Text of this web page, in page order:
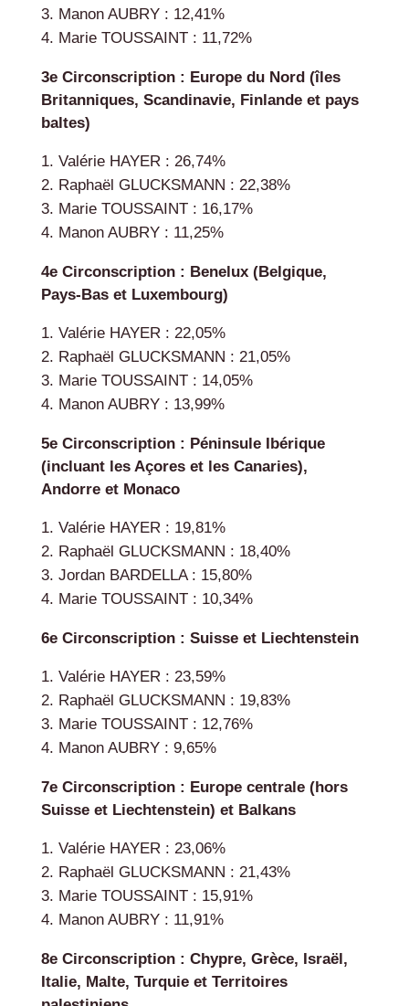
Manon AUBRY : 12,41%
Marie TOUSSAINT : 11,72%
3e Circonscription : Europe du Nord (îles
Britanniques, Scandinavie, Finlande et pays
baltes)
Valérie HAYER : 26,74%
Raphaël GLUCKSMANN : 22,38%
Marie TOUSSAINT : 16,17%
Manon AUBRY : 11,25%
4e Circonscription : Benelux (Belgique,
Pays-Bas et Luxembourg)
Valérie HAYER : 22,05%
Raphaël GLUCKSMANN : 21,05%
Marie TOUSSAINT : 14,05%
Manon AUBRY : 13,99%
5e Circonscription : Péninsule Ibérique
(incluant les Açores et les Canaries),
Andorre et Monaco
Valérie HAYER : 19,81%
Raphaël GLUCKSMANN : 18,40%
Jordan BARDELLA : 15,80%
Marie TOUSSAINT : 10,34%
6e Circonscription : Suisse et Liechtenstein
Valérie HAYER : 23,59%
Raphaël GLUCKSMANN : 19,83%
Marie TOUSSAINT : 12,76%
Manon AUBRY : 9,65%
7e Circonscription : Europe centrale (hors
Suisse et Liechtenstein) et Balkans
Valérie HAYER : 23,06%
Raphaël GLUCKSMANN : 21,43%
Marie TOUSSAINT : 15,91%
Manon AUBRY : 11,91%
8e Circonscription : Chypre, Grèce, Israël,
Italie, Malte, Turquie et Territoires